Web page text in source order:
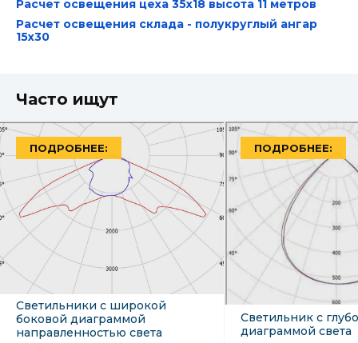
Расчет освещения цеха 35х18 высота 11 метров
Расчет освещения склада - полукруглый ангар
15х30
Часто ищут
ПОДРОБНЕЕ:
Светильники с широкой
боковой диаграммой
направленностью света
ПОДРОБНЕЕ:
Светильник с
диаграммой света